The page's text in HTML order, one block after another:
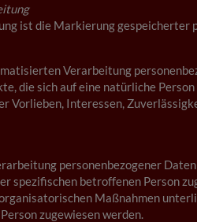
ist die Markierung
Verarbeitung
die sich auf eine natürliche
Vorlieben, Interessen,
personenbezogener
spezifischen betroffenen Person
Maßnahmen
zugewiesen werden.